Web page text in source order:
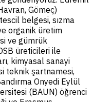
Gömeç)
belgesi, sızma
organik üretim
ve gümrük
üreticileri ile
kimyasal sanayi
teknik şartnamesi,
Onyedi Eylül
(BAUN) öğrenci